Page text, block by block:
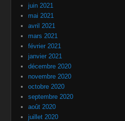
juin 2021
mai 2021
avril 2021
mars 2021
février 2021
janvier 2021
décembre 2020
novembre 2020
octobre 2020
septembre 2020
août 2020
juillet 2020